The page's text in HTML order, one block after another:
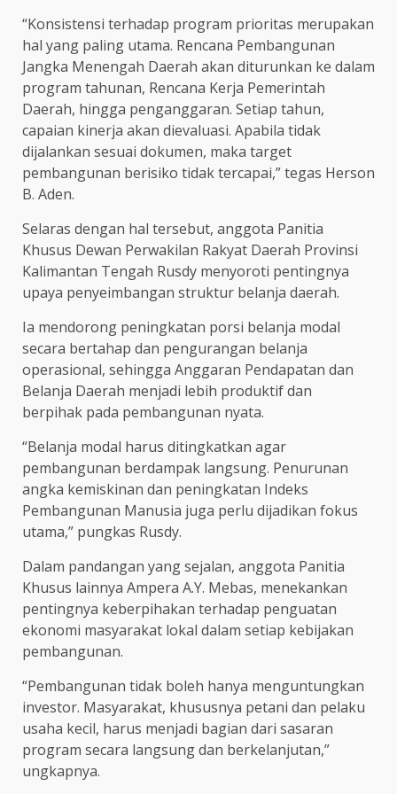
“Konsistensi terhadap program prioritas merupakan
hal yang paling utama. Rencana Pembangunan
Jangka Menengah Daerah akan diturunkan ke dalam
program tahunan, Rencana Kerja Pemerintah
Daerah, hingga penganggaran. Setiap tahun,
capaian kinerja akan dievaluasi. Apabila tidak
dijalankan sesuai dokumen, maka target
pembangunan berisiko tidak tercapai,” tegas Herson
B. Aden.
Selaras dengan hal tersebut, anggota Panitia
Khusus Dewan Perwakilan Rakyat Daerah Provinsi
Kalimantan Tengah Rusdy menyoroti pentingnya
upaya penyeimbangan struktur belanja daerah.
Ia mendorong peningkatan porsi belanja modal
secara bertahap dan pengurangan belanja
operasional, sehingga Anggaran Pendapatan dan
Belanja Daerah menjadi lebih produktif dan
berpihak pada pembangunan nyata.
“Belanja modal harus ditingkatkan agar
pembangunan berdampak langsung. Penurunan
angka kemiskinan dan peningkatan Indeks
Pembangunan Manusia juga perlu dijadikan fokus
utama,” pungkas Rusdy.
Dalam pandangan yang sejalan, anggota Panitia
Khusus lainnya Ampera A.Y. Mebas, menekankan
pentingnya keberpihakan terhadap penguatan
ekonomi masyarakat lokal dalam setiap kebijakan
pembangunan.
“Pembangunan tidak boleh hanya menguntungkan
investor. Masyarakat, khususnya petani dan pelaku
usaha kecil, harus menjadi bagian dari sasaran
program secara langsung dan berkelanjutan,”
ungkapnya.